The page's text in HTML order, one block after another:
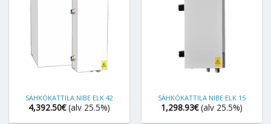
SÄHKÖKATTILA NIBE ELK 42
4,392.50€ (alv 25.5%)
SÄHKÖKATTILA NIBE ELK 15
1,298.93€ (alv 25.5%)